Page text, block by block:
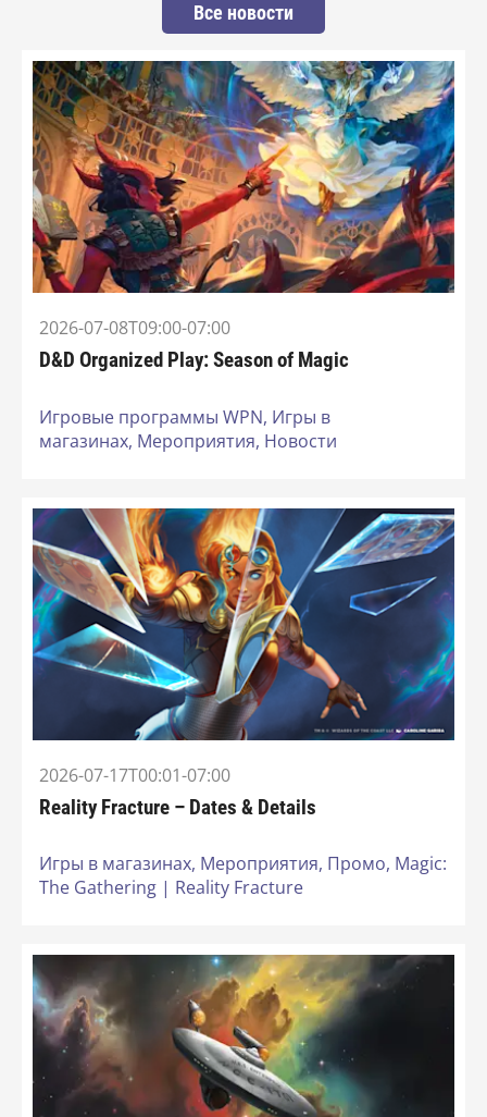
Все новости
2026-07-08T09:00-07:00
D&D Organized Play: Season of Magic
Игровые программы WPN, Игры в
магазинах, Мероприятия, Новости
2026-07-17T00:01-07:00
Reality Fracture – Dates & Details
Игры в магазинах, Мероприятия, Промо, Magic:
The Gathering | Reality Fracture